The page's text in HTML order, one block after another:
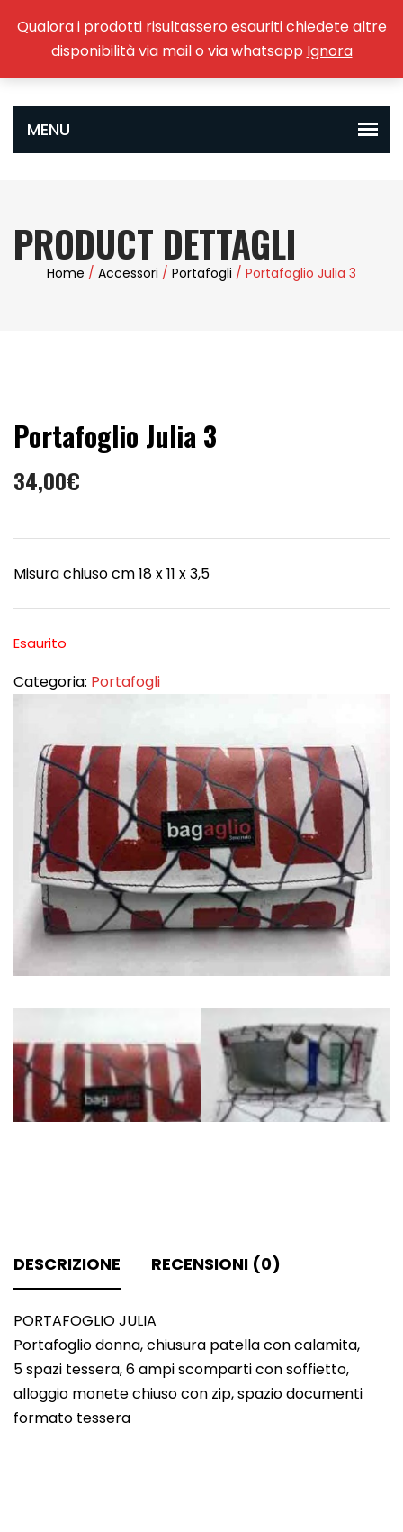
PRODUCT DETTAGLI
Home / Accessori / Portafogli / Portafoglio Julia 3
Portafoglio Julia 3
34,00€
Misura chiuso cm 18 x 11 x 3,5
Esaurito
Categoria: Portafogli
DESCRIZIONE RECENSIONI (0)
PORTAFOGLIO JULIA
Portafoglio donna, chiusura patella con calamita,
5 spazi tessera, 6 ampi scomparti con soffietto,
alloggio monete chiuso con zip, spazio documenti
formato tessera
Qualora i prodotti risultassero esauriti chiedete altre
disponibilità via mail o via whatsapp Ignora